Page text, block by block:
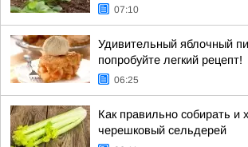
07:10
Удивительный яблочный
попробуйте легкий рецепт!
06:25
Как правильно собирать и
черешковый сельдерей